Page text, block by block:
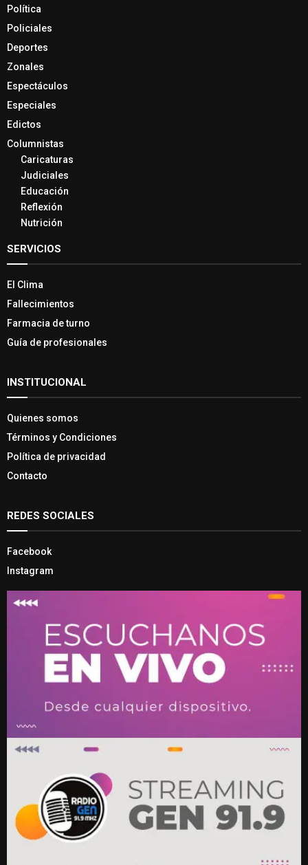
Política
Policiales
Deportes
Zonales
Espectáculos
Especiales
Edictos
Columnistas
Caricaturas
Judiciales
Educación
Reflexión
Nutrición
SERVICIOS
El Clima
Fallecimientos
Farmacia de turno
Guía de profesionales
INSTITUCIONAL
Quienes somos
Términos y Condiciones
Política de privacidad
Contacto
REDES SOCIALES
Facebook
Instagram